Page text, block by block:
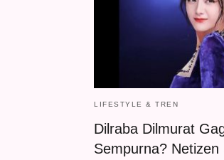
LIFESTYLE & TREN
Dilraba Dilmurat
Sempurna?